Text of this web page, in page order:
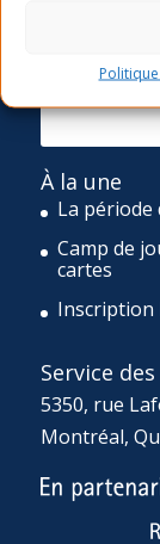
durant l’été et
À la une
La période
Camp de
cartes
Inscription
Service
5350, rue
Montréal,